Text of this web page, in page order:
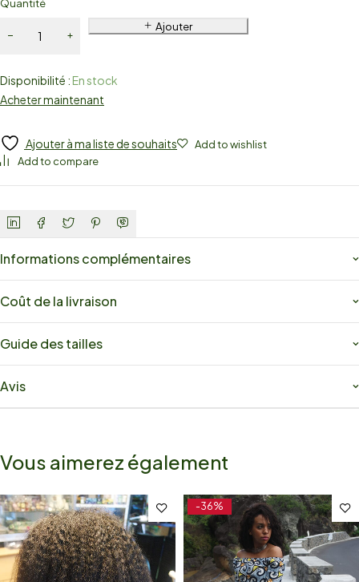
Quantité
Ajouter
Disponibilité :En stock
Acheter maintenant
Ajouter à ma liste de souhaits
Add to wishlist
Add to compare
Informations complémentaires
Coût de la livraison
Guide des tailles
Avis
Vous aimerez également
-36%